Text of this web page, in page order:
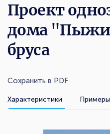
Проект
дома
бруса
Сохранить в PDF
Характеристики